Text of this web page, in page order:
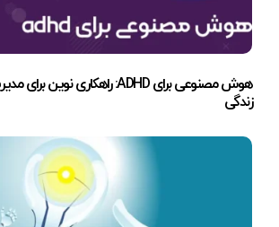
هوش مصنوعی برای ADHD: راهکاری نوین برای مدیریت تمرکز و بهبود
زندگی